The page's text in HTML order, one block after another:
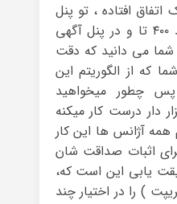
۱۰۰۰ تا کلیک اتفاق افتاده ، تو پنل
نمایش دهنده آگهی بزند ۴۰۰ تا و در پنل آگهی
تا . مگه شما می دانید که دقت
که از الگوریتم این
پس چطور میخواهید
دار درست کار میکنه
همه آژانس ها این کار
اثبات صداقت شان
یابی این است که،
) را در اختیار چند